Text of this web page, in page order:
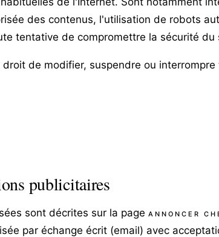
des contenus, l'utilisation de robots
tentative de compromettre la sécurité du
droit de modifier, suspendre ou
publicitaires
sont décrites sur la page ANNONCER
par échange écrit (email) avec